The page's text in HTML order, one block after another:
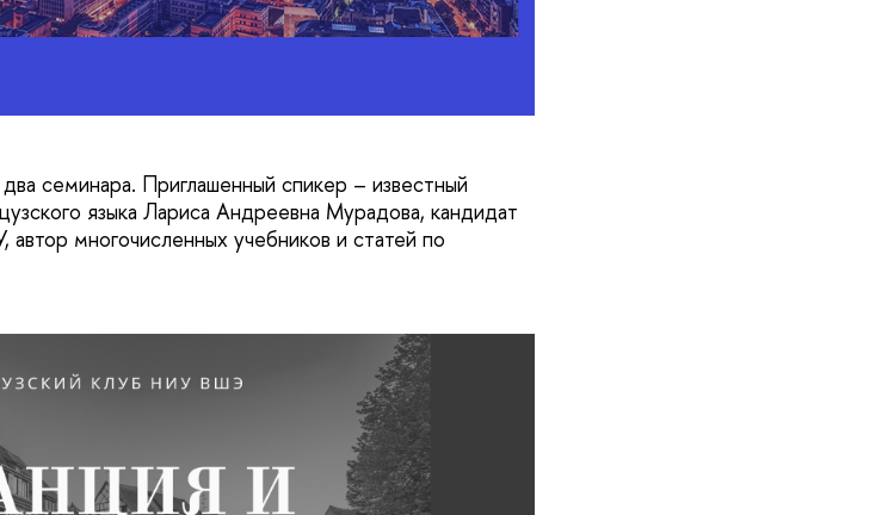
семинара. Приглашенный спикер – известный
языка Лариса Андреевна Мурадова, кандидат
многочисленных учебников и статей по